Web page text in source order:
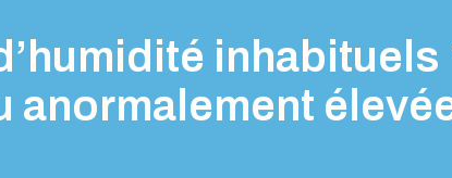
inhabituels
anormalement